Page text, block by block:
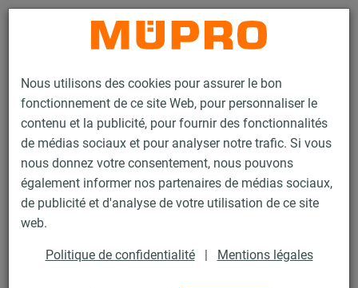
Nous utilisons des cookies pour assurer le bon
fonctionnement de ce site Web, pour personnaliser le
contenu et la publicité, pour fournir des fonctionnalités
de médias sociaux et pour analyser notre trafic. Si vous
nous donnez votre consentement, nous pouvons
également informer nos partenaires de médias sociaux,
de publicité et d'analyse de votre utilisation de ce site
web.
Politique de confidentialité | Mentions légales
Contact
Produits Protection incendie
Fixations testées au feu
Rails d'installation
Rail d’installation MPC